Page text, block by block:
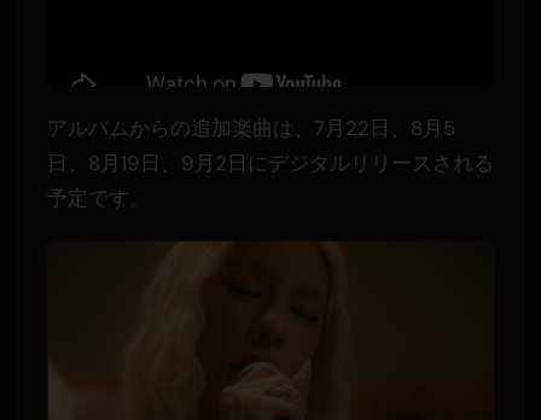
アルバムからの追加楽曲は、7月22日、8月5
日、8月19日、9月2日にデジタルリリースされる
予定です。